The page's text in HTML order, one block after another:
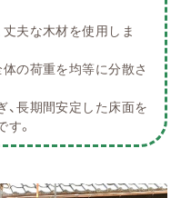
夫な木材を使用しま
の荷重を均等に分散さ
長期間安定した床面を
。